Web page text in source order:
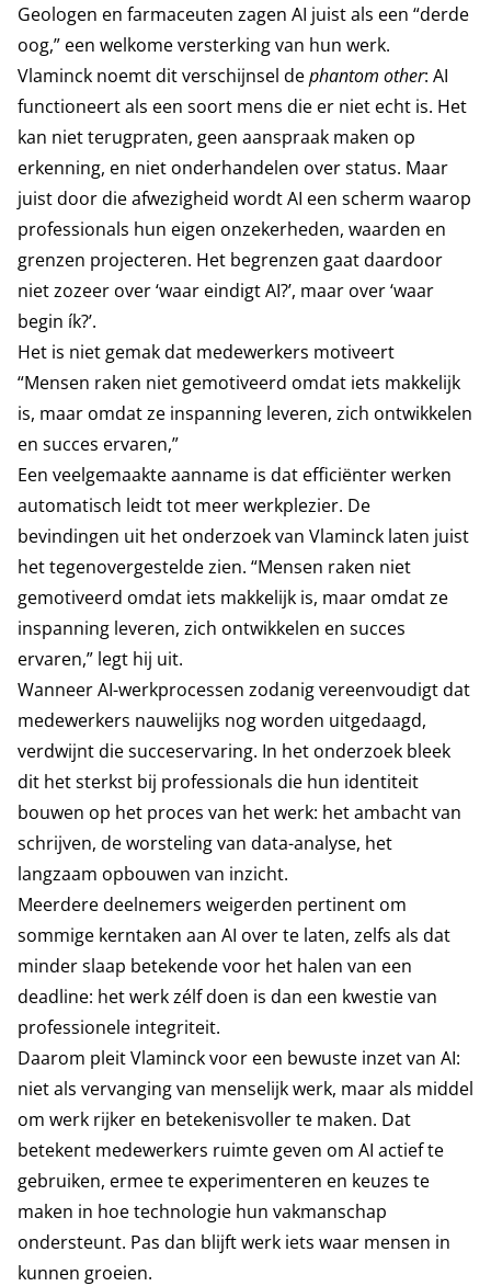
Geologen en farmaceuten zagen AI juist als een “derde
oog,” een welkome versterking van hun werk.
Vlaminck noemt dit verschijnsel dephantom other: AI
functioneert als een soort mens die er niet echt is. Het
kan niet terugpraten, geen aanspraak maken op
erkenning, en niet onderhandelen over status. Maar
juist door die afwezigheid wordt AI een scherm waarop
professionals hun eigen onzekerheden, waarden en
grenzen projecteren. Het begrenzen gaat daardoor
niet zozeer over ‘waar eindigt AI?’, maar over ‘waar
begin ík?’.
Het is niet gemak dat medewerkers motiveert
“Mensen raken niet gemotiveerd omdat iets makkelijk
is, maar omdat ze inspanning leveren, zich ontwikkelen
en succes ervaren,”
Een veelgemaakte aanname is dat efficiënter werken
automatisch leidt tot meer werkplezier. De
bevindingen uit het onderzoek van Vlaminck laten juist
het tegenovergestelde zien. “Mensen raken niet
gemotiveerd omdat iets makkelijk is, maar omdat ze
inspanning leveren, zich ontwikkelen en succes
ervaren,” legt hij uit.
Wanneer AI-werkprocessen zodanig vereenvoudigt dat
medewerkers nauwelijks nog worden uitgedaagd,
verdwijnt die succeservaring. In het onderzoek bleek
dit het sterkst bij professionals die hun identiteit
bouwen op het proces van het werk: het ambacht van
schrijven, de worsteling van data-analyse, het
langzaam opbouwen van inzicht.
Meerdere deelnemers weigerden pertinent om
sommige kerntaken aan AI over te laten, zelfs als dat
minder slaap betekende voor het halen van een
deadline: het werk zélf doen is dan een kwestie van
professionele integriteit.
Daarom pleit Vlaminck voor een bewuste inzet van AI:
niet als vervanging van menselijk werk, maar als middel
om werk rijker en betekenisvoller te maken. Dat
betekent medewerkers ruimte geven om AI actief te
gebruiken, ermee te experimenteren en keuzes te
maken in hoe technologie hun vakmanschap
ondersteunt. Pas dan blijft werk iets waar mensen in
kunnen groeien.